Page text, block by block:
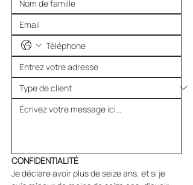
CONFIDENTIALITÉ
Je déclare avoir plus de seize ans, et si je